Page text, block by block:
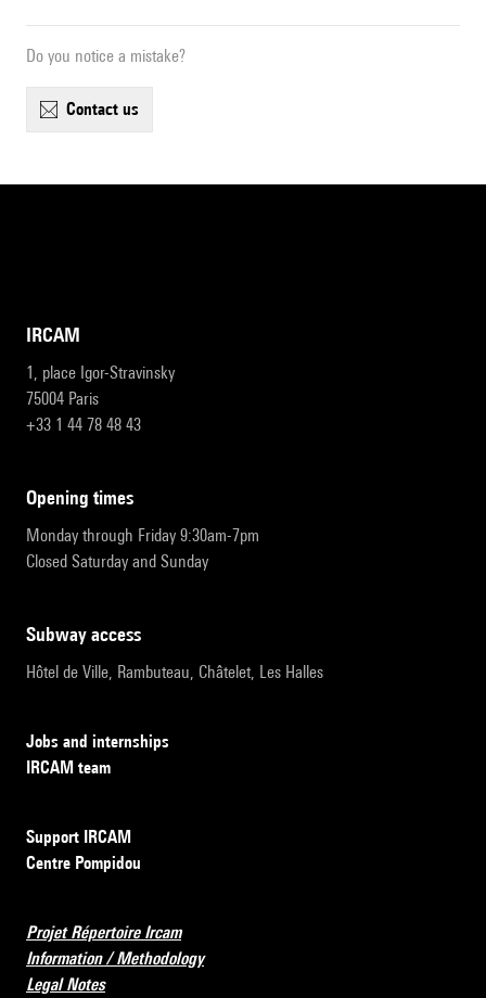
Do you notice a mistake?
contact us
IRCAM
1, place Igor-Stravinsky
75004 Paris
+33 1 44 78 48 43
opening times
Monday through Friday 9:30am-7pm
Closed Saturday and Sunday
subway access
Hôtel de Ville, Rambuteau, Châtelet, Les Halles
Jobs and internships
IRCAM team
Support IRCAM
Centre Pompidou
Projet Répertoire Ircam
Information / Methodology
Legal Notes